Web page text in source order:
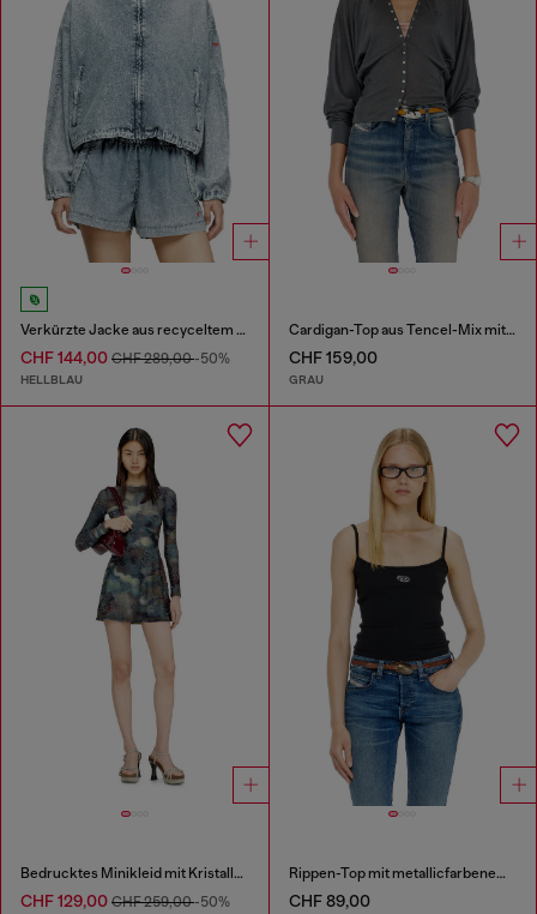
Verkürzte Jacke aus recyceltem Nylon-Taslan
CHF 144,00 CHF 289,00-50%
HELLBLAU
Cardigan-Top aus Tencel-Mix mit Fledermausärmeln
CHF 159,00
GRAU
Bedrucktes Minikleid mit Kristalldetails
CHF 129,00 CHF 259,00-50%
Rippen-Top mit metallicfarbenem Oval D
CHF 89,00